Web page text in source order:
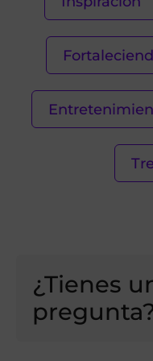
¿Tienes